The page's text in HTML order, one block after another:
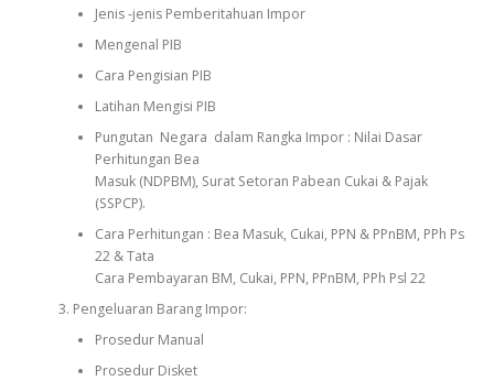
Jenis -jenis Pemberitahuan Impor
Mengenal PIB
Cara Pengisian PIB
Latihan Mengisi PIB
Pungutan Negara dalam Rangka Impor : Nilai Dasar
Perhitungan Bea
Masuk (NDPBM), Surat Setoran Pabean Cukai & Pajak
(SSPCP).
Cara Perhitungan : Bea Masuk, Cukai, PPN & PPnBM, PPh Ps
22 & Tata
Cara Pembayaran BM, Cukai, PPN, PPnBM, PPh Psl 22
Pengeluaran Barang Impor:
Prosedur Manual
Prosedur Disket